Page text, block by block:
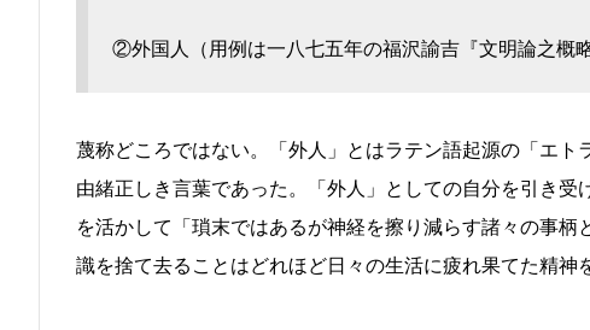
②外国人（用例は一八七五年の福沢諭吉『文明論之概略
蔑称どころではない。「外人」とはラテン語起源の「エ
由緒正しき言葉であった。「外人」としての自分を引き
を活かして「瑣末ではあるが神経を擦り減らす諸々の事
識を捨て去ることはどれほど日々の生活に疲れ果てた精神